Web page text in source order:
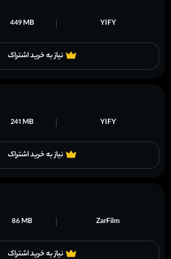
نیاز به خرید اشتراک
YIFY
449 MB
نیاز به خرید اشتراک
YIFY
241 MB
نیاز به خرید اشتراک
ZarFilm
86 MB